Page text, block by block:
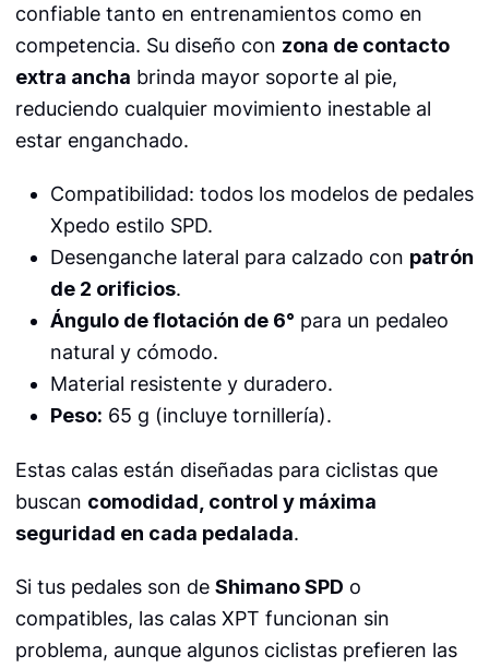
confiable tanto en entrenamientos como en
competencia. Su diseño con zona de contacto
extra ancha brinda mayor soporte al pie,
reduciendo cualquier movimiento inestable al
estar enganchado.
Compatibilidad: todos los modelos de pedales
Xpedo estilo SPD.
Desenganche lateral para calzado con patrón
de 2 orificios.
Ángulo de flotación de 6° para un pedaleo
natural y cómodo.
Material resistente y duradero.
Peso: 65 g (incluye tornillería).
Estas calas están diseñadas para ciclistas que
buscan comodidad, control y máxima
seguridad en cada pedalada.
Si tus pedales son de Shimano SPD o
compatibles, las calas XPT funcionan sin
problema, aunque algunos ciclistas prefieren las